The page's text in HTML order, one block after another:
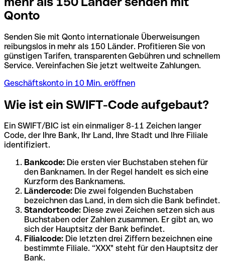
Qonto
Senden Sie mit Qonto internationale Überweisungen
reibungslos in mehr als 150 Länder. Profitieren Sie von
günstigen Tarifen, transparenten Gebühren und schnellem
Service. Vereinfachen Sie jetzt weltweite Zahlungen.
Geschäftskonto in 10 Min. eröffnen
Wie ist ein SWIFT-Code aufgebaut?
Ein SWIFT/BIC ist ein einmaliger 8-11 Zeichen langer
Code, der Ihre Bank, Ihr Land, Ihre Stadt und Ihre Filiale
identifiziert.
Bankcode: Die ersten vier Buchstaben stehen für
den Banknamen. In der Regel handelt es sich eine
Kurzform des Banknamens.
Ländercode: Die zwei folgenden Buchstaben
bezeichnen das Land, in dem sich die Bank befindet.
Standortcode: Diese zwei Zeichen setzen sich aus
Buchstaben oder Zahlen zusammen. Er gibt an, wo
sich der Hauptsitz der Bank befindet.
Filialcode: Die letzten drei Ziffern bezeichnen eine
bestimmte Filiale. “XXX" steht für den Hauptsitz der
Bank.